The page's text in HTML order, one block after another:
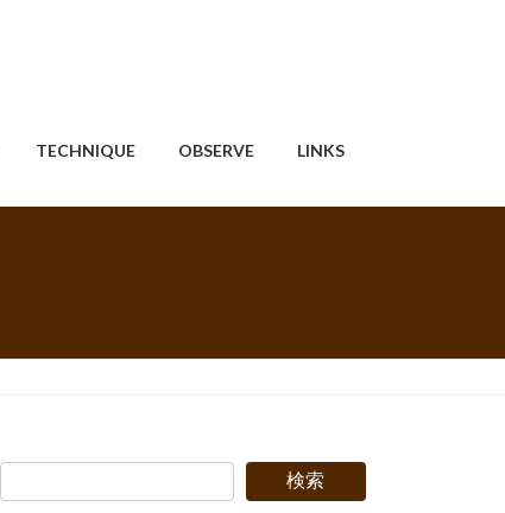
TECHNIQUE OBSERVE LINKS
検索